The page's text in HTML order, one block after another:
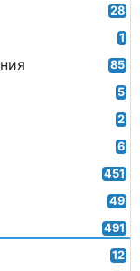
28
1
85
5
2
6
451
49
491
12